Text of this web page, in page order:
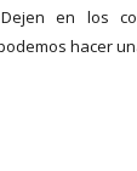
en los
hacer